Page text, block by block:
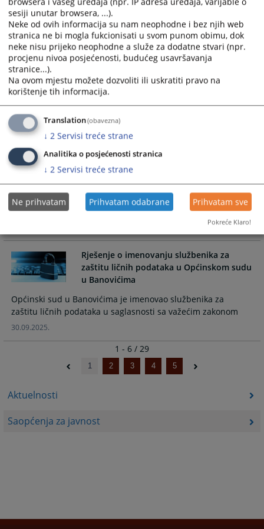
Aktuelnosti
Saopćenja za javnost
osumnjičenog B.G. zbog krivičnog djela –
Primanje nagrade ili drugog oblika koristi
za trgovinu uticajem,
Potvrđena optužnica protiv osumnjičenog B.G. iz Banovića
zbog krivičnog djela – Primanje nagrade ili drugog oblika
koristi za trgovinu uticajem, krivičnog djela – Davanje dara ili
drugih oblika koristi i krivičnog djela – Učestvovanje u grupi
ljudi koja spriječi službenu osobu u vršenju službene radnje.
17.10.2025.
informacijama za III kvartal 2025. godine
Općinski sud u Banovićima je u toku III kvartala 2025. godine
zaprimio 9 (devet) zahtjeva za slobodan pristup
informacijama,
Rješenje o imenovanju službenika za
zaštitu ličnih podataka u Općinskom sudu
u Banovićima
Općinski sud u Banovićima je imenovao službenika za
zaštitu ličnih podataka u saglasnosti sa važećim zakonom
30.09.2025.
1 - 6 / 29
1 2 3 4 5
sesiji unutar browsera, ...).
Neke od ovih informacija su nam neophodne i bez njih web
stranica ne bi mogla fukcionisati u svom punom obimu, dok
neke nisu prijeko neophodne a služe za dodatne stvari (npr.
procjenu nivoa posjećenosti, budućeg usavršavanja
stranice...).
Na ovom mjestu možete dozvoliti ili uskratiti pravo na
korištenje tih informacija.
Translation(obavezna)
↓ 2 Servisi treće strane
Analitika o posjećenosti stranica
↓ 2 Servisi treće strane
Ne prihvatam Prihvatam odabrane Prihvatam sve
Pokreće Klaro!